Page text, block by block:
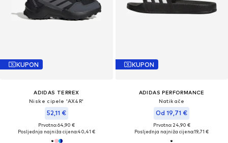
KUPON
ADIDAS TERREX
Niske cipele 'AX4R'
52,11 €
Prvotno: 64,90 €
Posljednja najniža cijena:40,41 €
KUPON
ADIDAS PERFORMANCE
Natikače
Od 19,71 €
Prvotno: 24,90 €
Posljednja najniža cijena:19,71 €